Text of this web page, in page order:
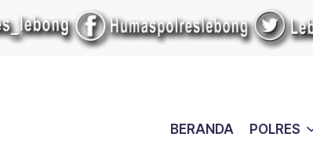
BERANDA POLRES